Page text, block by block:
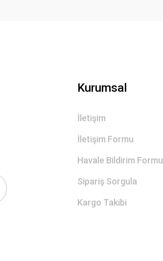
Kurumsal
İletişim
İletişim Formu
Havale Bildirim Formu
Sipariş Sorgula
Kargo Takibi